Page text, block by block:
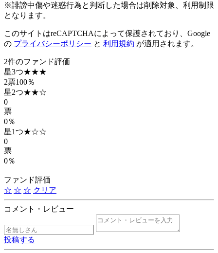
※誹謗中傷や迷惑行為と判断した場合は削除対象、利用制限
となります。
このサイトはreCAPTCHAによって保護されており、Google
の プライバシーポリシー と 利用規約 が適用されます。
2件のファンド評価
星3つ★★★
2票100％
星2つ★★☆
0
票
0％
星1つ★☆☆
0
票
0％
ファンド評価
☆ ☆ ☆ クリア
コメント・レビュー
投稿する